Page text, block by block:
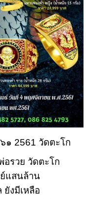
๑ 2561 วัดตะโก
รวย วัดตะโก
แสนล้าน
ยังมีเหลือ